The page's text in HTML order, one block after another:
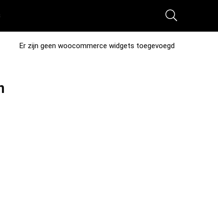
Er zijn geen woocommerce widgets toegevoegd